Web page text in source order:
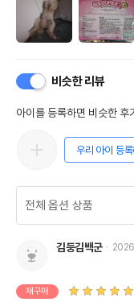
비슷한 리뷰
아이를 등록하면 비슷한 후
우리 아이 등록
김둥김백군
재구매